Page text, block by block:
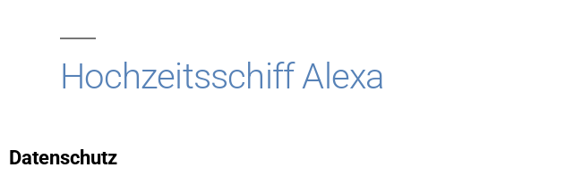
Hochzeitsschiff Alexa
Datenschutz